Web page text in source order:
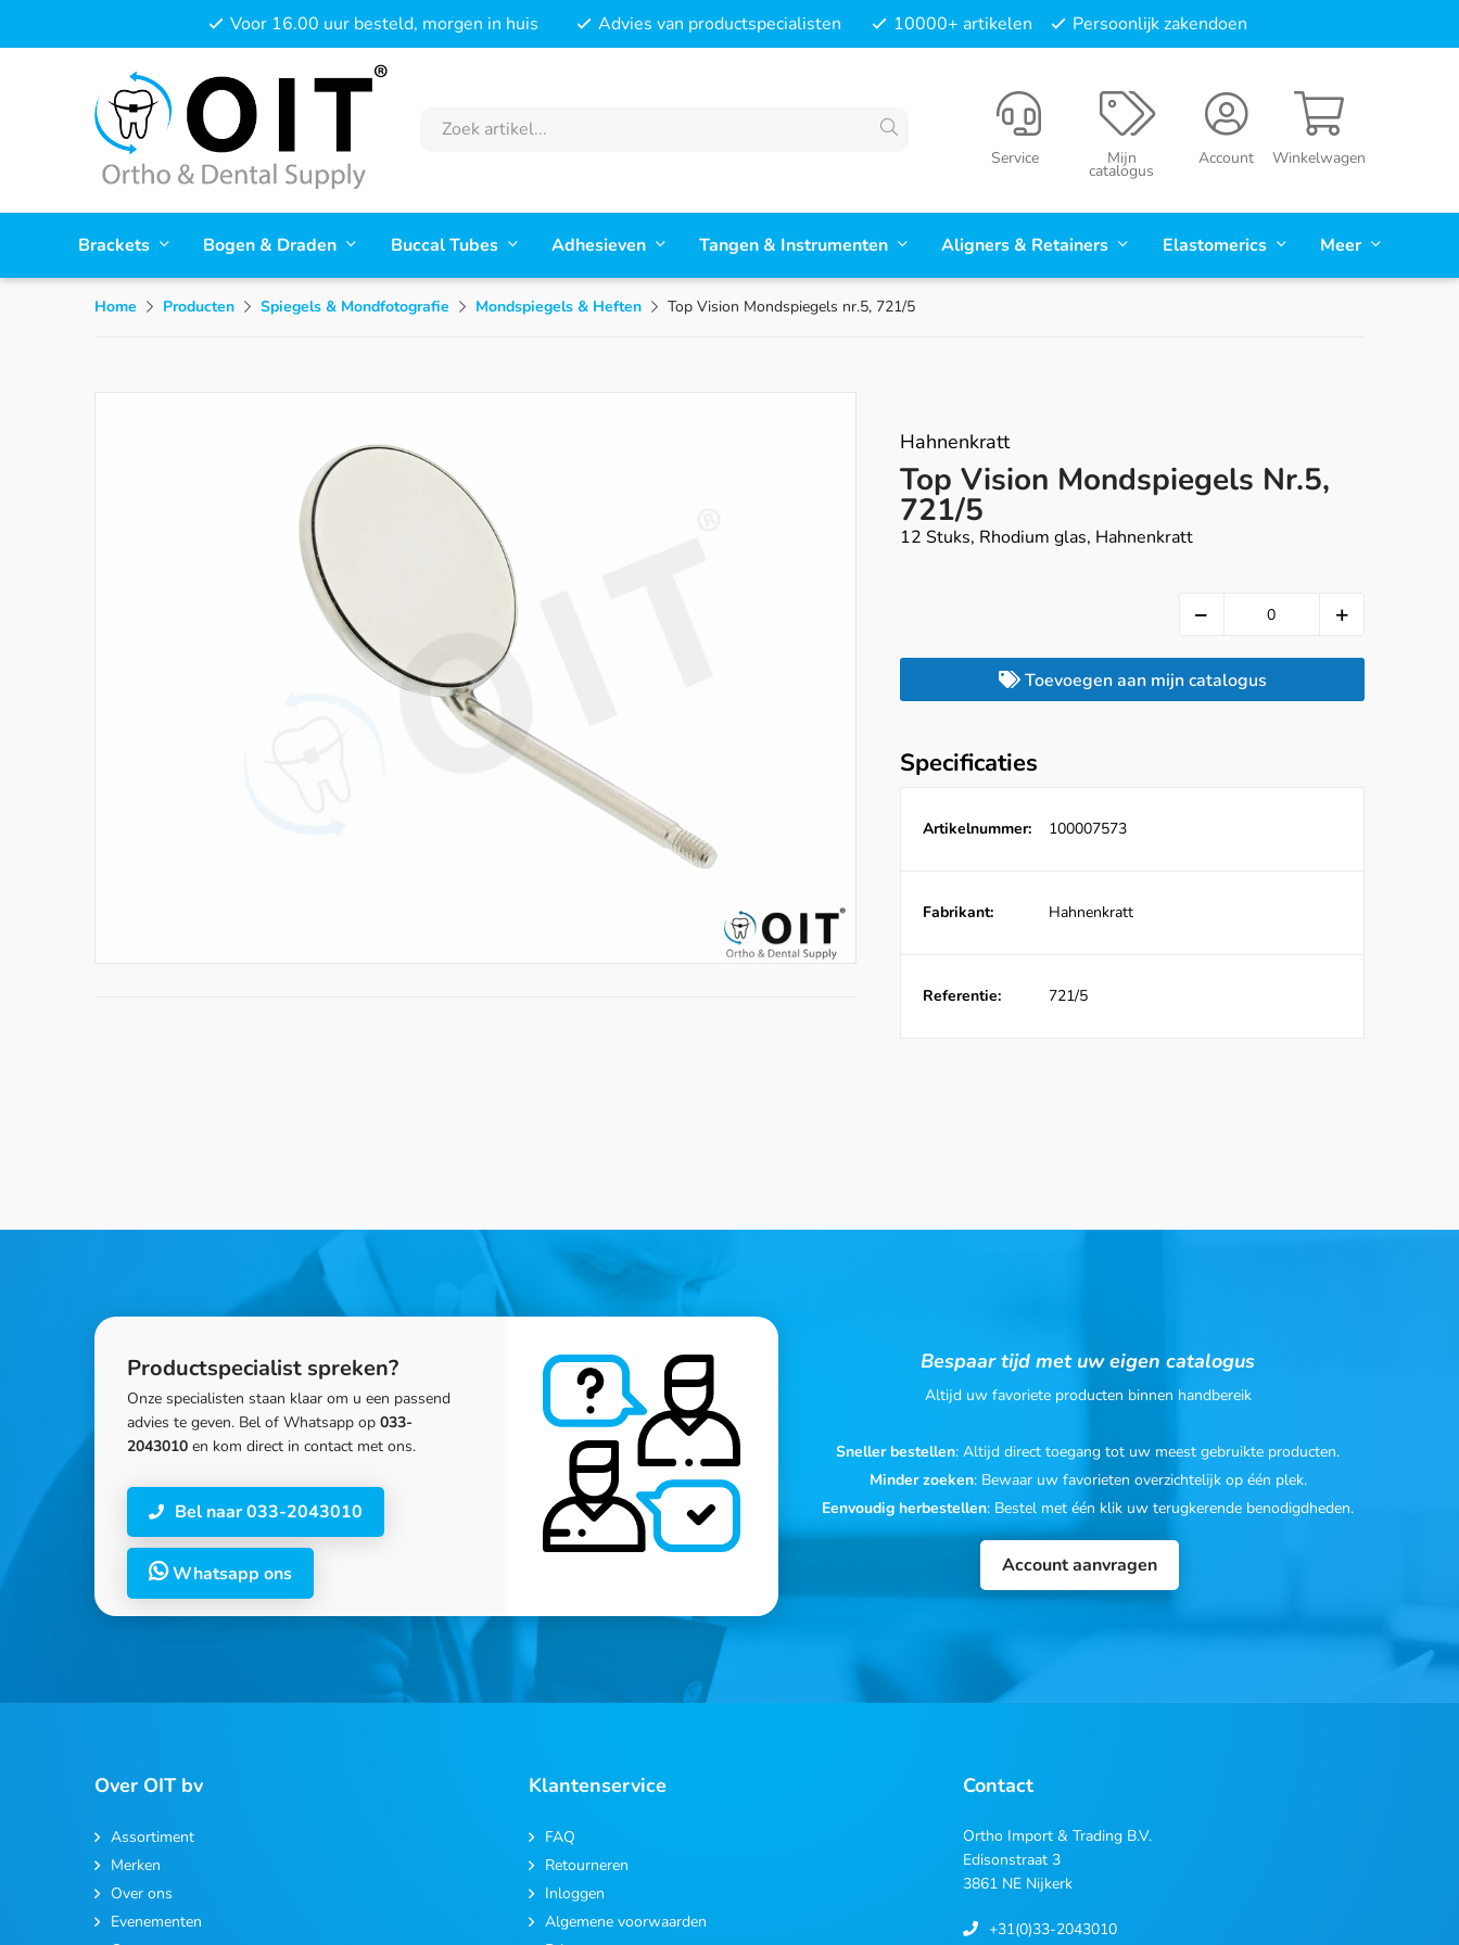
Voor 16.00 uur besteld, morgen in huis Advies van productspecialisten 10000+ artikelen Persoonlijk zakendoen
Winkelwagen
Account
Mijn
catalogus
Service
Brackets Bogen & Draden Buccal Tubes Adhesieven Tangen & Instrumenten Aligners & Retainers Elastomerics Meer
Home Producten Spiegels & Mondfotografie Mondspiegels & Heften Top Vision Mondspiegels nr.5, 721/5
Hahnenkratt
Top Vision Mondspiegels Nr.5,
721/5
12 Stuks, Rhodium glas, Hahnenkratt
Toevoegen aan mijn catalogus
Specificaties
Artikelnummer: 100007573
Fabrikant: Hahnenkratt
Referentie: 721/5
Productspecialist spreken?
Onze specialisten staan klaar om u een passend
advies te geven. Bel of Whatsapp op 033-
2043010 en kom direct in contact met ons.
Bel naar 033-2043010
Whatsapp ons
Bespaar tijd met uw eigen catalogus
Altijd uw favoriete producten binnen handbereik
Sneller bestellen: Altijd direct toegang tot uw meest gebruikte producten.
Minder zoeken: Bewaar uw favorieten overzichtelijk op één plek.
Eenvoudig herbestellen: Bestel met één klik uw terugkerende benodigdheden.
Account aanvragen
Over OIT bv
Assortiment
Merken
Over ons
Evenementen
Klantenservice
FAQ
Retourneren
Inloggen
Algemene voorwaarden
Contact
Ortho Import & Trading B.V.
Edisonstraat 3
3861 NE Nijkerk
+31(0)33-2043010